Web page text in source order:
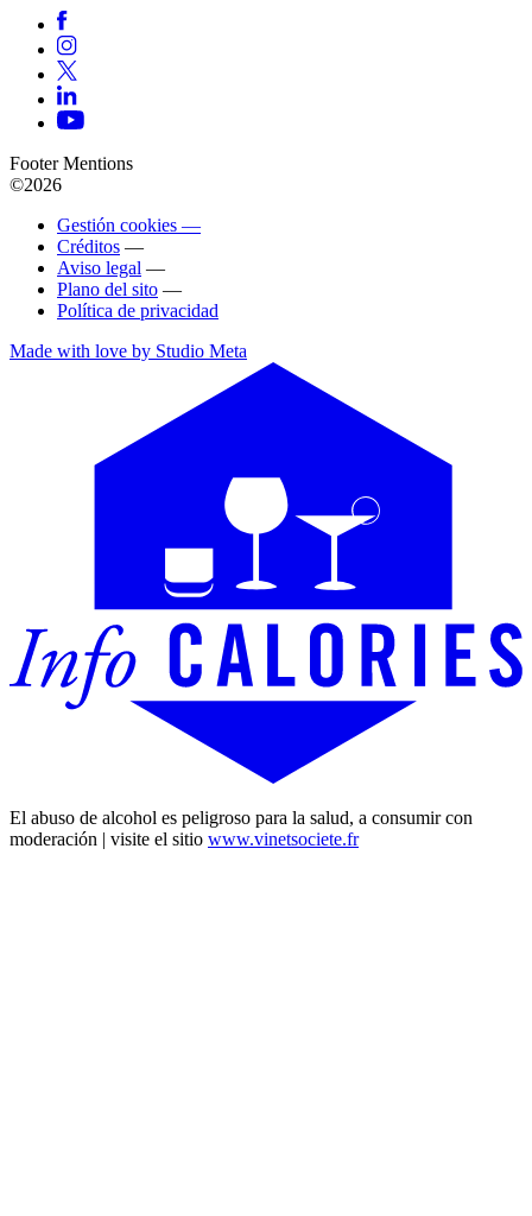
Footer Mentions
©2026
Gestión cookies —
Créditos —
Aviso legal —
Plano del sito —
Política de privacidad
Made with love by Studio Meta
El abuso de alcohol es peligroso para la salud, a consumir con
moderación | visite el sitio www.vinetsociete.fr